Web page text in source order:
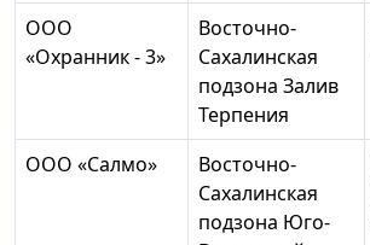
ООО
«Охранник - 3»
Восточно-
Сахалинская
подзона Залив
Терпения
ООО «Салмо»
Восточно-
Сахалинская
подзона Юго-